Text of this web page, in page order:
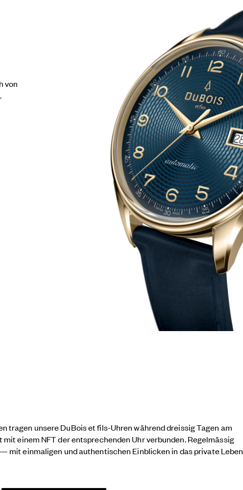
von
tragen unsere DuBois et fils-Uhren während dreissig Tagen am
einem NFT der entsprechenden Uhr verbunden. Regelmässig
mit einmaligen und authentischen Einblicken in das private Leben